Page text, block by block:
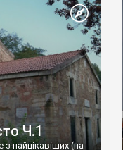
Ч.1
найцікавіших (на